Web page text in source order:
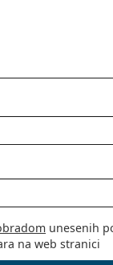
6
52 g
unesenih
na web stranici